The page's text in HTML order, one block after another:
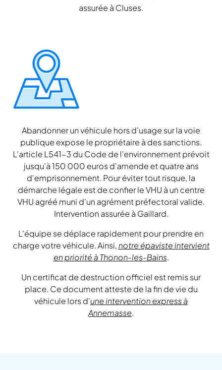
assurée à Cluses.
Abandonner un véhicule hors d'usage sur la voie
publique expose le propriétaire à des sanctions.
L'article L541-3 du Code de l'environnement prévoit
jusqu'à 150 000 euros d'amende et quatre ans
d'emprisonnement. Pour éviter tout risque, la
démarche légale est de confier le VHU à un centre
VHU agréé muni d'un agrément préfectoral valide.
Intervention assurée à Gaillard.
L'équipe se déplace rapidement pour prendre en
charge votre véhicule. Ainsi, notre épaviste intervient
en priorité à Thonon-les-Bains.
Un certificat de destruction officiel est remis sur
place. Ce document atteste de la fin de vie du
véhicule lors d'une intervention express à
Annemasse.